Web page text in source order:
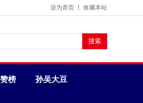
设为首页 收藏本站
榜 孙吴大豆